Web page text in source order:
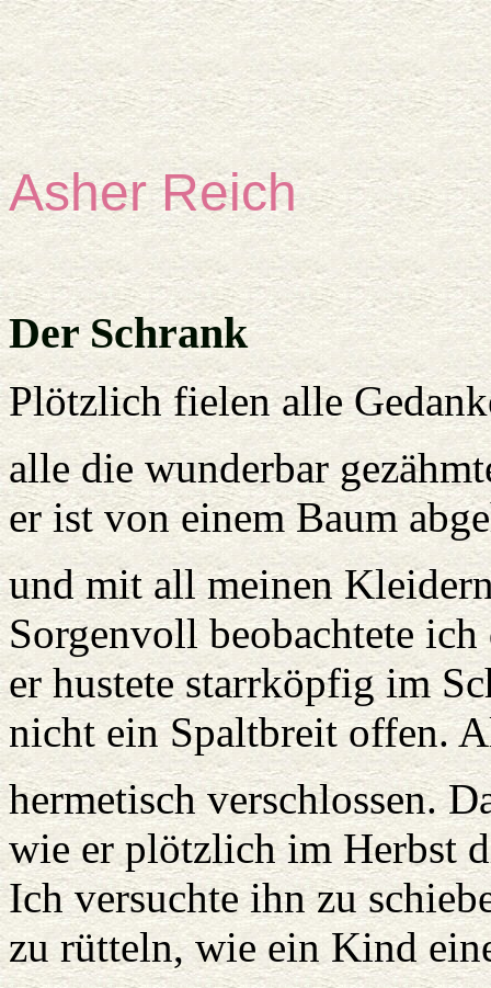
Asher Reich
Der Schrank
Plötzlich fielen alle
alle die wunderbar
er ist von einem Baum
und mit all meinen
Sorgenvoll beobachtete ich
er hustete starrköpfig im
nicht ein Spaltbreit offen.
hermetisch verschlossen.
wie er plötzlich im Herbst
Ich versuchte ihn zu
zu rütteln, wie ein Kind